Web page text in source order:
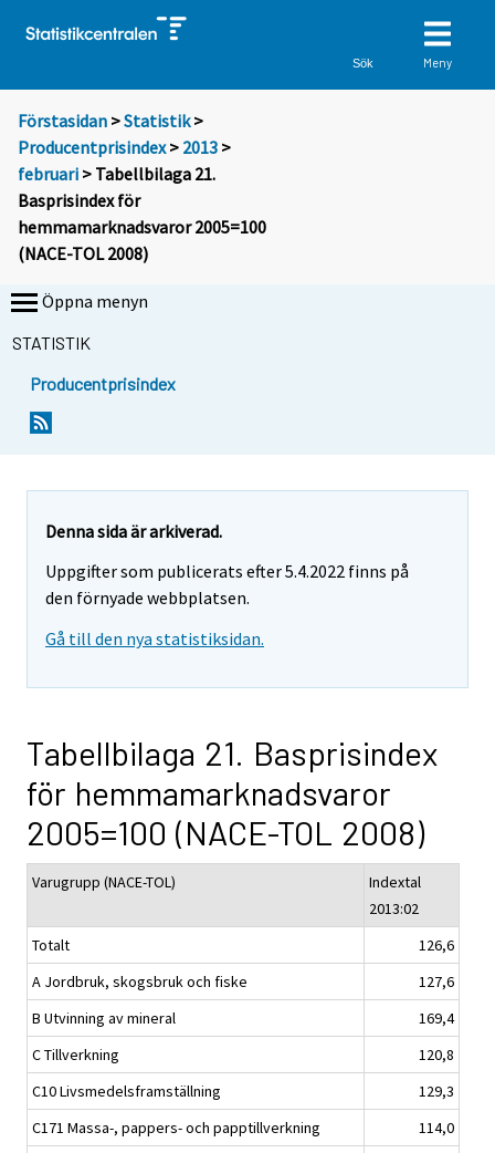
Sök Meny
Förstasidan >Statistik >
Producentprisindex> 2013 >
februari > Tabellbilaga 21.
Basprisindex för
hemmamarknadsvaror 2005=100
(NACE-TOL 2008)
Öppna menyn
STATISTIK
Producentprisindex
Denna sida är arkiverad.
Uppgifter som publicerats efter 5.4.2022 finns på
den förnyade webbplatsen.
Gå till den nya statistiksidan.
Tabellbilaga 21. Basprisindex
för hemmamarknadsvaror
2005=100 (NACE-TOL 2008)
Varugrupp (NACE-TOL)
Indextal
2013:02
Totalt
126,6
A Jordbruk, skogsbruk och fiske
127,6
B Utvinning av mineral
169,4
C Tillverkning
120,8
C10 Livsmedelsframställning
129,3
C171 Massa-, pappers- och papptillverkning
114,0